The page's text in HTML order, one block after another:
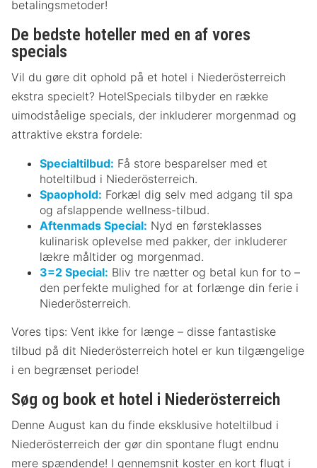
betalingsmetoder!
De bedste hoteller med en af vores
specials
Vil du gøre dit ophold på et hotel i Niederösterreich
ekstra specielt? HotelSpecials tilbyder en række
uimodståelige specials, der inkluderer morgenmad og
attraktive ekstra fordele:
Specialtilbud: Få store besparelser med et
hoteltilbud i Niederösterreich.
Spaophold: Forkæl dig selv med adgang til spa
og afslappende wellness-tilbud.
Aftenmads Special: Nyd en førsteklasses
kulinarisk oplevelse med pakker, der inkluderer
lækre måltider og morgenmad.
3=2 Special: Bliv tre nætter og betal kun for to –
den perfekte mulighed for at forlænge din ferie i
Niederösterreich.
Vores tips: Vent ikke for længe – disse fantastiske
tilbud på dit Niederösterreich hotel er kun tilgængelige
i en begrænset periode!
Søg og book et hotel i Niederösterreich
Denne August kan du finde eksklusive hoteltilbud i
Niederösterreich der gør din spontane flugt endnu
mere spændende! I gennemsnit koster en kort flugt i